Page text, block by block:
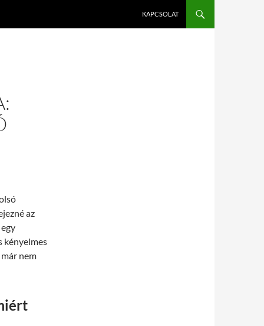
KAPCSOLAT
az
kényelmes
nem